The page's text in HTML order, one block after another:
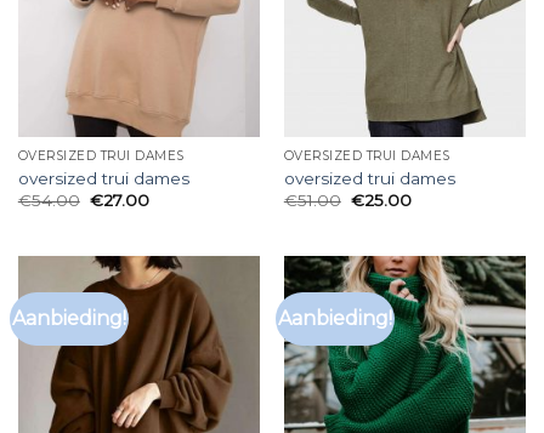
OVERSIZED TRUI DAMES
oversized trui dames
€54.00 €27.00
OVERSIZED TRUI DAMES
oversized trui dames
€51.00 €25.00
Aanbieding! Aanbieding!